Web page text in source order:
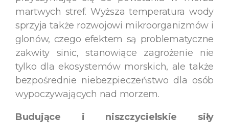
martwych stref. Wyższa temperatura wody
sprzyja także rozwojowi mikroorganizmów i
glonów, czego efektem są problematyczne
zakwity sinic, stanowiące zagrożenie nie
tylko dla ekosystemów morskich, ale także
bezpośrednie niebezpieczeństwo dla osób
wypoczywających nad morzem.
Budujące i niszczycielskie siły